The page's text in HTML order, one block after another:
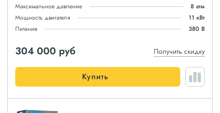
Максимальное давление
8 атм
Мощность двигателя
11 кВт
Питание
380 В
304 000 руб Получить скидку
Купить